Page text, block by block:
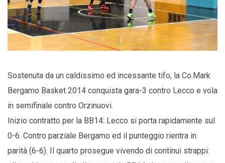
Sostenuta da un caldissimo ed incessante tifo, la Co.Mark
Bergamo Basket 2014 conquista gara-3 contro Lecco e vola
in semifinale contro Orzinuovi.
Inizio contratto per la BB14: Lecco si porta rapidamente sul
0-6. Contro parziale Bergamo ed il punteggio rientra in
parità (6-6). Il quarto prosegue vivendo di continui strappi: